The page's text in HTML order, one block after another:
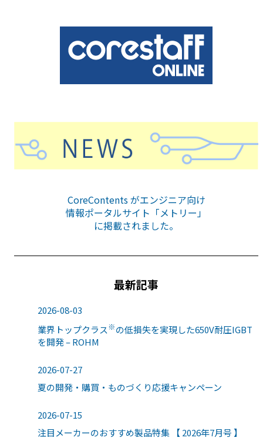
CoreContents がエンジニア向け
情報ポータルサイト「メトリー」
に掲載されました。
最新記事
2026-08-03
業界トップクラス※の低損失を実現した650V耐圧IGBT
を開発 – ROHM
2026-07-27
夏の開発・購買・ものづくり応援キャンペーン
2026-07-15
注目メーカーのおすすめ製品特集 【 2026年7月号 】